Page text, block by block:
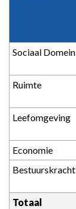
programma's
Sociaal Domein
Ruimte
Leefomgeving
Economie
Bestuurskracht
Totaal